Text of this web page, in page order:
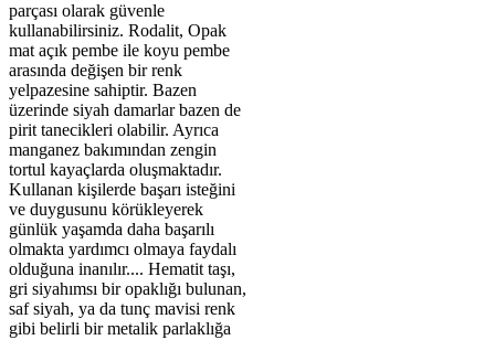
parçası olarak güvenle
kullanabilirsiniz. Rodalit, Opak
mat açık pembe ile koyu pembe
arasında değişen bir renk
yelpazesine sahiptir. Bazen
üzerinde siyah damarlar bazen de
pirit tanecikleri olabilir. Ayrıca
manganez bakımından zengin
tortul kayaçlarda oluşmaktadır.
Kullanan kişilerde başarı isteğini
ve duygusunu körükleyerek
günlük yaşamda daha başarılı
olmakta yardımcı olmaya faydalı
olduğuna inanılır.... Hematit taşı,
gri siyahımsı bir opaklığı bulunan,
saf siyah, ya da tunç mavisi renk
gibi belirli bir metalik parlaklığa